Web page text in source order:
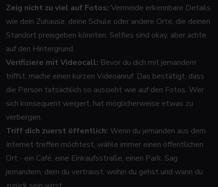
Zeig nicht zu viel auf Fotos: Vermeide erkennbare Details
wie dein Zuhause, deine Schule oder andere Orte, die deinen
Standort preisgeben könnten. Selfies sind okay, aber achte
auf den Hintergrund.
Verifiziere mit Videocall: Bevor du dich mit jemandem
triffst, mache einen kurzen Videoanruf. Das bestätigt, dass
die Person tatsächlich so aussieht wie auf den Fotos. Wer
sich konsequent weigert, hat möglicherweise etwas zu
verbergen.
Triff dich zuerst öffentlich: Wenn du jemanden aus dem
Internet treffen möchtest, wähle immer einen öffentlichen
Ort - ein Café, eine Einkaufsstraße, einen Park. Sag
jemandem, dem du vertraust, wohin du gehst und wann du